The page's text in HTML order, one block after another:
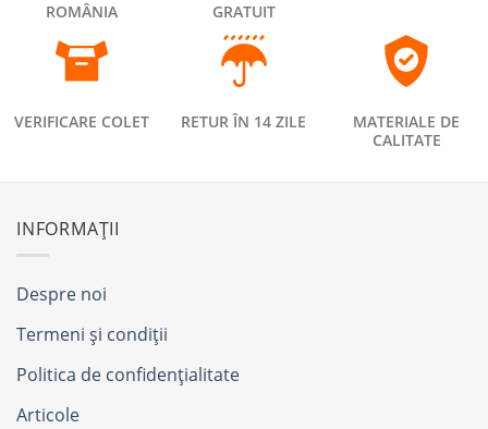
ROMÂNIA
GRATUIT
VERIFICARE COLET RETUR ÎN 14 ZILE
MATERIALE DE
CALITATE
INFORMAȚII
Despre noi
Termeni și condiții
Politica de confidențialitate
Articole